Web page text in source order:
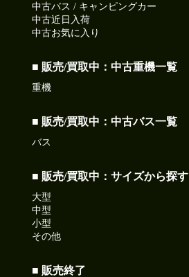
中古バス / キャンピングカー
中古近日入荷
中古お気に入り
■ 販売/買取中：中古重機一覧
重機
■ 販売/買取中：中古バス一覧
バス
■ 販売/買取中：サイズから探す
大型
中型
小型
その他
■ 販売終了